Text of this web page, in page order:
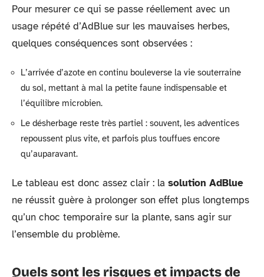
Pour mesurer ce qui se passe réellement avec un
usage répété d’AdBlue sur les mauvaises herbes,
quelques conséquences sont observées :
L’arrivée d’azote en continu bouleverse la vie souterraine
du sol, mettant à mal la petite faune indispensable et
l’équilibre microbien.
Le désherbage reste très partiel : souvent, les adventices
repoussent plus vite, et parfois plus touffues encore
qu’auparavant.
Le tableau est donc assez clair : la solution AdBlue
ne réussit guère à prolonger son effet plus longtemps
qu’un choc temporaire sur la plante, sans agir sur
l’ensemble du problème.
Quels sont les risques et impacts de